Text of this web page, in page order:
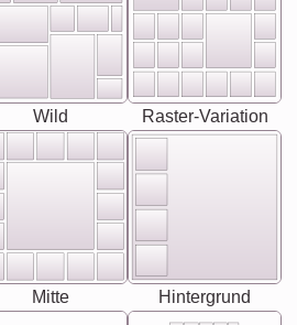
Wild Raster-Variation
Mitte Hintergrund